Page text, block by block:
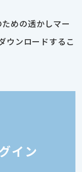
めの透かしマー
ウンロードするこ
イン